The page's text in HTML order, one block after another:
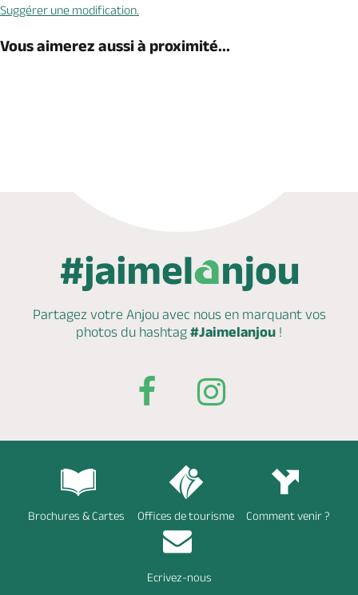
Suggérer une modification.
Vous aimerez aussi à proximité...
Partagez votre Anjou avec nous en marquantvos
photos du hashtag #Jaimelanjou !
Brochures & Cartes Offices de tourisme Comment venir ?
Ecrivez-nous